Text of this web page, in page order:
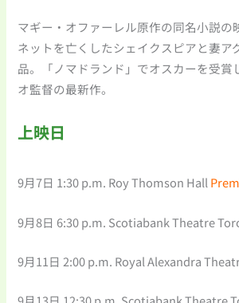
マギー・オファーレル原作の同名小説の
ネットを亡くしたシェイクスピアと妻ア
品。「ノマドランド」でオスカーを受賞
オ監督の最新作。
上映日
9月7日 1:30 p.m. Roy Thomson Hall
9月8日 6:30 p.m. Scotiabank Theatre
9月11日 2:00 p.m. Royal Alexandra